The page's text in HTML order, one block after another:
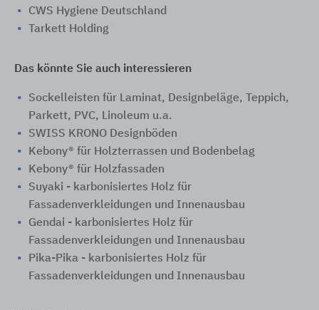
CWS Hygiene Deutschland
Tarkett Holding
Das könnte Sie auch interessieren
Sockelleisten für Laminat, Designbeläge, Teppich,
Parkett, PVC, Linoleum u.a.
SWISS KRONO Designböden
Kebony® für Holzterrassen und Bodenbelag
Kebony® für Holzfassaden
Suyaki - karbonisiertes Holz für
Fassadenverkleidungen und Innenausbau
Gendai - karbonisiertes Holz für
Fassadenverkleidungen und Innenausbau
Pika-Pika - karbonisiertes Holz für
Fassadenverkleidungen und Innenausbau